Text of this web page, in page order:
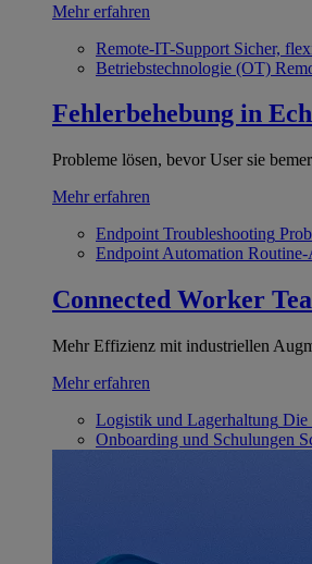
Mehr erfahren
Remote-IT-Support Sicher,
Betriebstechnologie (OT)
Fehlerbehebung in
Probleme lösen, bevor User sie
Mehr erfahren
Endpoint Troubleshooting
Endpoint Automation Routine-
Connected Worker
Mehr Effizienz mit industriellen
Mehr erfahren
Logistik und Lagerhaltung Die
Onboarding und Schulungen